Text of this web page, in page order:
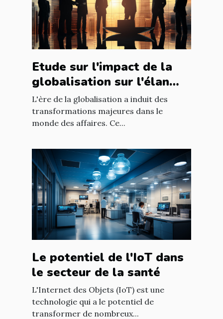
Etude sur l'impact de la
globalisation sur l'élan
des affaires
L'ère de la globalisation a induit des
transformations majeures dans le
monde des affaires. Ce...
Le potentiel de l'IoT dans
le secteur de la santé
L'Internet des Objets (IoT) est une
technologie qui a le potentiel de
transformer de nombreux...